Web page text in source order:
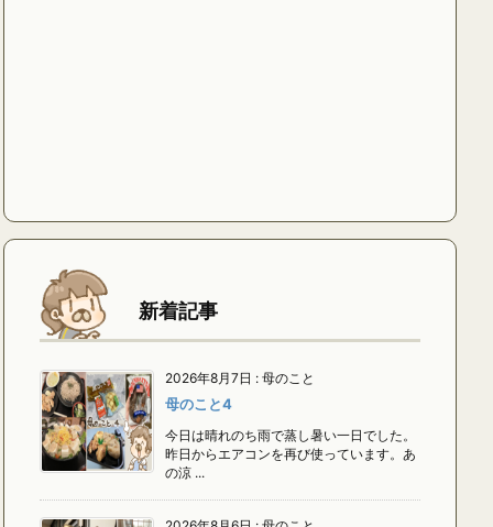
新着記事
2026年8月7日 : 母のこと
母のこと4
今日は晴れのち雨で蒸し暑い一日でした。
昨日からエアコンを再び使っています。あ
の涼 ...